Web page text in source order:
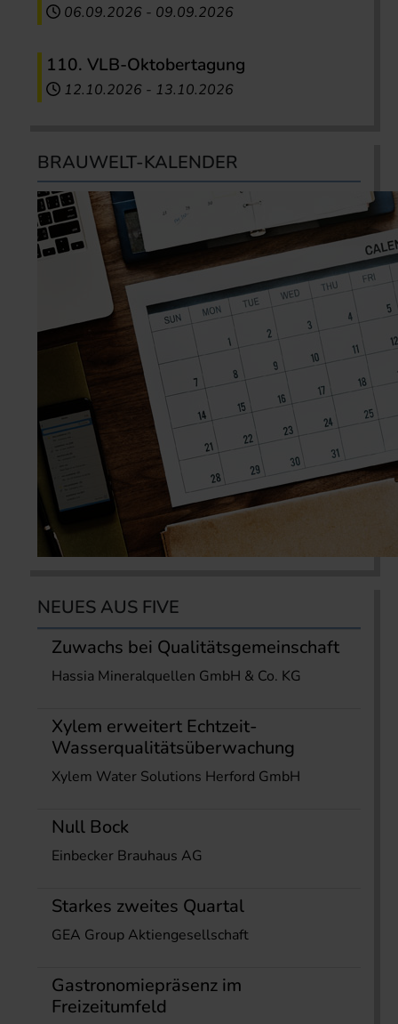
06.09.2026 - 09.09.2026
110. VLB-Oktobertagung
12.10.2026 - 13.10.2026
BRAUWELT-KALENDER
NEUES AUS FIVE
Zuwachs bei Qualitätsgemeinschaft
Hassia Mineralquellen GmbH & Co. KG
Xylem erweitert Echtzeit-
Wasserqualitätsüberwachung
Xylem Water Solutions Herford GmbH
Null Bock
Einbecker Brauhaus AG
Starkes zweites Quartal
GEA Group Aktiengesellschaft
Gastronomiepräsenz im
Freizeitumfeld